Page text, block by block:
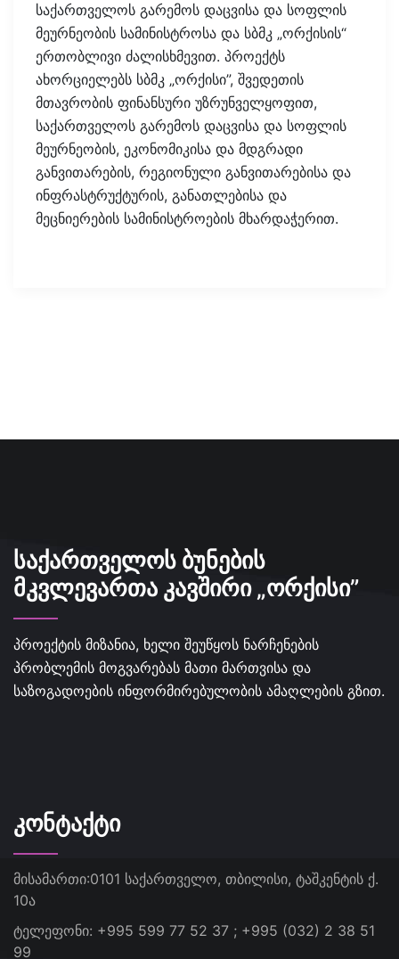
საქართველოს გარემოს დაცვისა და სოფლის
მეურნეობის სამინისტროსა და სბმკ „ორქისის“
ერთობლივი ძალისხმევით. პროექტს
ახორციელებს სბმკ „ორქისი”, შვედეთის
მთავრობის ფინანსური უზრუნველყოფით,
საქართველოს გარემოს დაცვისა და სოფლის
მეურნეობის, ეკონომიკისა და მდგრადი
განვითარების, რეგიონული განვითარებისა და
ინფრასტრუქტურის, განათლებისა და
მეცნიერების სამინისტროების მხარდაჭერით.
ᲡᲐᲥᲐᲠᲗᲕᲔᲚᲝᲡ ᲑᲣᲜᲔᲑᲘᲡ
ᲛᲙᲕᲚᲔᲕᲐᲠᲗᲐ ᲙᲐᲕᲨᲘᲠᲘ „ᲝᲠᲥᲘᲡᲘ”
პროექტის მიზანია, ხელი შეუწყოს ნარჩენების
პრობლემის მოგვარებას მათი მართვისა და
საზოგადოების ინფორმირებულობის ამაღლების გზით.
ᲙᲝᲜᲢᲐᲥᲢᲘ
მისამართი:0101 საქართველო, თბილისი, ტაშკენტის ქ.
10ა
ტელეფონი: +995 599 77 52 37 ; +995 (032) 2 38 51
99